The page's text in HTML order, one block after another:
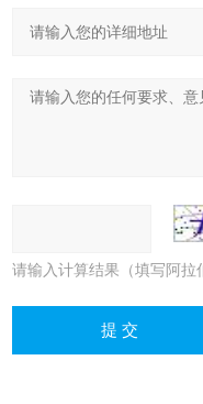
请输入计算结果（填写阿拉